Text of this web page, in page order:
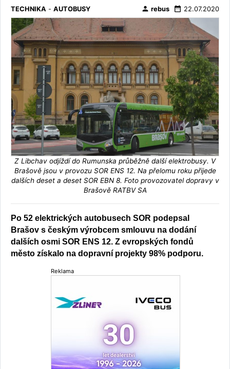
TECHNIKA - AUTOBUSY person rebus date_range 22.07.2020
Z Libchav odjíždí do Rumunska průběžně další elektrobusy. V
Brašově jsou v provozu SOR ENS 12. Na přelomu roku přijede
dalších deset a deset SOR EBN 8. Foto provozovatel dopravy v
Brašově RATBV SA
Po 52 elektrických autobusech SOR podepsal
Brašov s českým výrobcem smlouvu na dodání
dalších osmi SOR ENS 12. Z evropských fondů
město získalo na dopravní projekty 98% podporu.
Reklama